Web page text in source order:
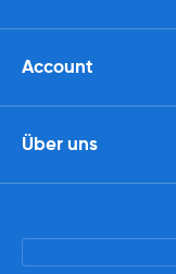
Account
Über uns